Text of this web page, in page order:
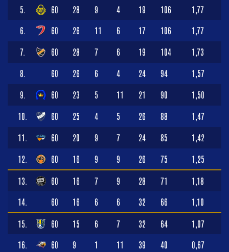
5. 60 28 9 4 19 106 1,77
6. 60 26 11 6 17 106 1,77
7. 60 28 7 6 19 104 1,73
8. 60 26 6 4 24 94 1,57
9. 60 23 5 11 21 90 1,50
10. 60 25 4 5 26 88 1,47
11. 60 20 9 7 24 85 1,42
12. 60 16 9 9 26 75 1,25
13. 60 16 7 9 28 71 1,18
14. 60 16 6 6 32 66 1,10
15. 60 15 6 7 32 64 1,07
16. 60 9 1 11 39 40 0,67